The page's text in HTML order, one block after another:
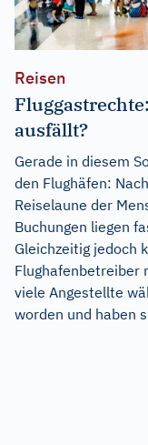
Reisen
ausfällt?
Gerade in diesem
den Flughäfen:
Reiselaune der
Buchungen liegen
Gleichzeitig jedoch
Flughafenbetreiber
viele Angestellte
worden und haben